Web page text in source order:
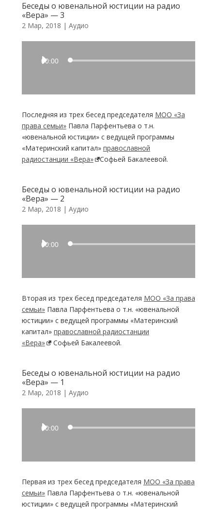
Беседы о ювенальной юстиции на радио
«Вера» — 3
2 Мар, 2018 | Аудио
Аудиоплеер
00:00
Последняя из трех бесед председателя МОО «За
права семьи»Павла Парфентьева о т.н.
«ювенальной юстиции» с ведущей программы
«Материнский капитал» православной
радиостанции «Вера»
Софьей Бакалеевой.
Беседы о ювенальной юстиции на радио
«Вера» — 2
2 Мар, 2018 | Аудио
Аудиоплеер
00:00
Вторая из трех бесед председателя МОО «За права
семьи»Павла Парфентьева о т.н. «ювенальной
юстиции» с ведущей программы «Материнский
капитал» православной радиостанции
«Вера»
Софьей Бакалеевой.
Беседы о ювенальной юстиции на радио
«Вера» — 1
2 Мар, 2018 | Аудио
Аудиоплеер
00:00
Первая из трех бесед председателя МОО «За права
семьи»Павла Парфентьева о т.н. «ювенальной
юстиции» с ведущей программы «Материнский